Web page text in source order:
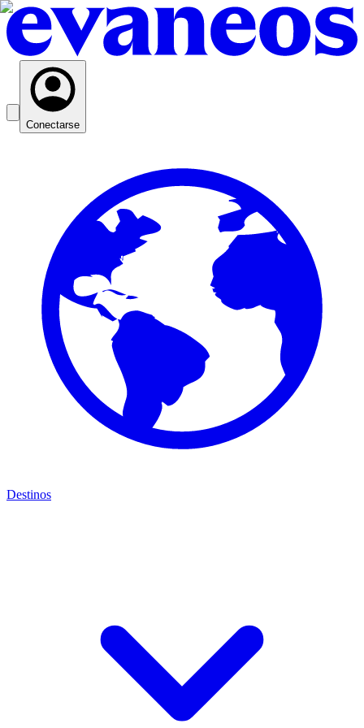
Conectarse
Destinos